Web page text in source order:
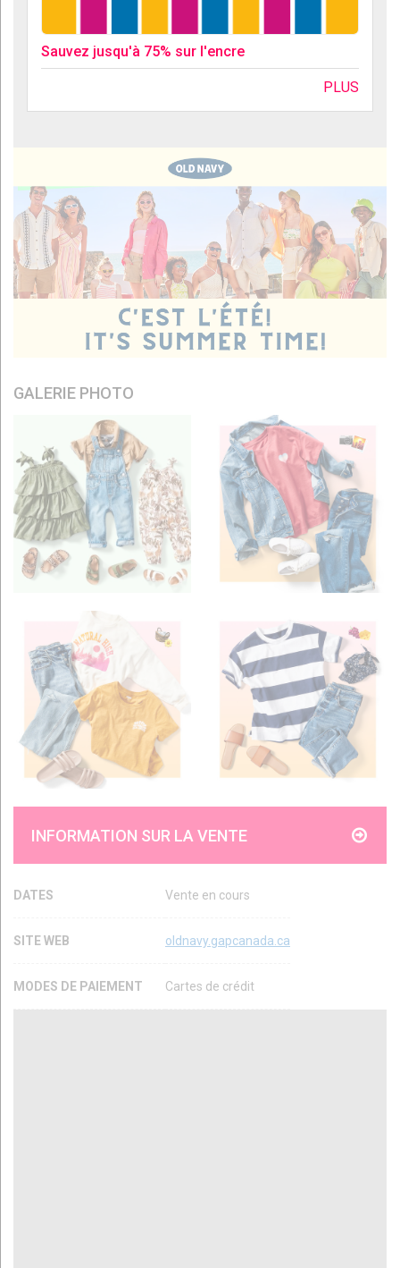
Sauvez jusqu'à 75% sur l'encre
PLUS
GALERIE PHOTO
INFORMATION SUR LA VENTE
DATES Vente en cours
SITE WEB oldnavy.gapcanada.ca
MODES DE PAIEMENT Cartes de crédit